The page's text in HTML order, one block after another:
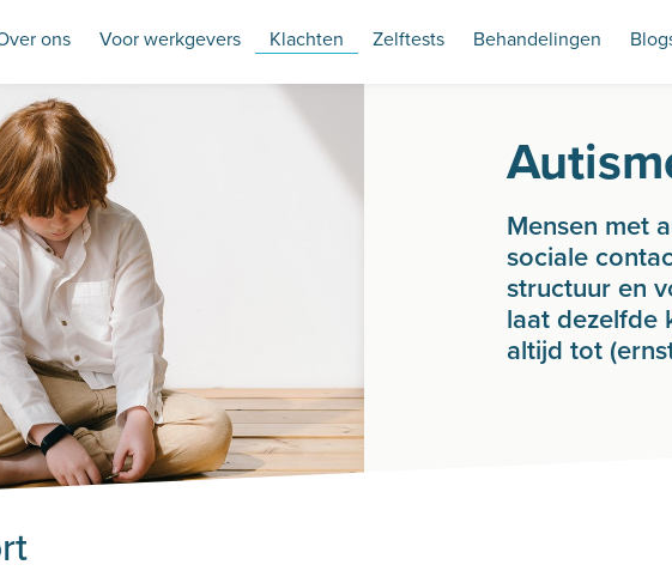
ons Voor werkgevers Klachten Zelftests Behandelingen
Mensen met
sociale
structuur en
laat dezelfde
altijd tot